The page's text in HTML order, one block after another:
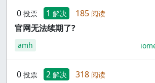
0 投票 1 解决 185 阅读
官网无法续期了?
amh
0 投票 2 解决 318 阅读